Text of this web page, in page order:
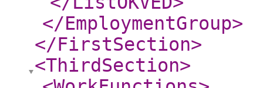
</EmploymentGroup>
</FirstSection>
<ThirdSection>